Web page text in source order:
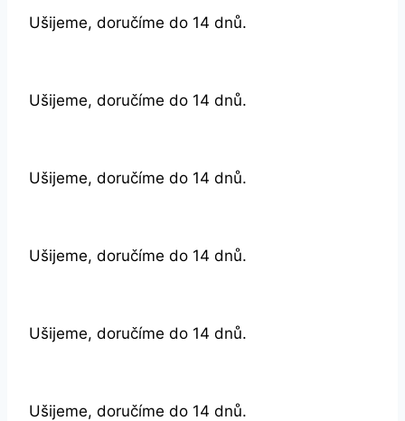
Ušijeme, doručíme do 14 dnů.
Ušijeme, doručíme do 14 dnů.
Ušijeme, doručíme do 14 dnů.
Ušijeme, doručíme do 14 dnů.
Ušijeme, doručíme do 14 dnů.
Ušijeme, doručíme do 14 dnů.